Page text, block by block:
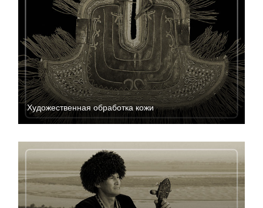
Художественная обработка кожи